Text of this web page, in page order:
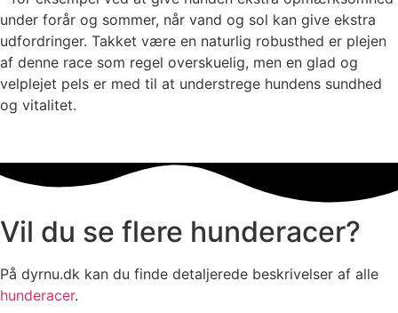
under forår og sommer, når vand og sol kan give ekstra
udfordringer. Takket være en naturlig robusthed er plejen
af denne race som regel overskuelig, men en glad og
velplejet pels er med til at understrege hundens sundhed
og vitalitet.
Vil du se flere hunderacer?
På dyrnu.dk kan du finde detaljerede beskrivelser af alle
hunderacer.